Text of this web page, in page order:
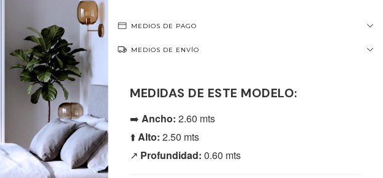
MEDIOS DE PAGO
MEDIOS DE ENVÍO
MEDIDAS DE ESTE MODELO:
➡️ Ancho: 2.60 mts
⬆️Alto: 2.50 mts
↗️ Profundidad: 0.60 mts